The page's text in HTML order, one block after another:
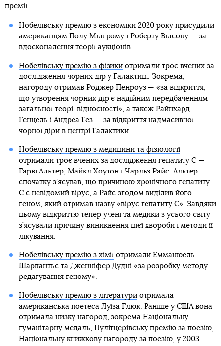
премії.
Нобелівську премію з економіки 2020 року присудили
американцям Полу Мілгрому і Роберту Вілсону — за
вдосконалення теорії аукціонів.
Нобелівську премію з фізикиотримали троє вчених за
дослідження чорних дір у Галактиці. Зокрема,
нагороду отримав Роджер Пенроуз — «за відкриття,
що утворення чорних дір є надійним передбаченням
загальної теорії відносності», а також Райнхард
Генцель і Андреа Гез — за відкриття надмасивної
чорної діри в центрі Галактики.
Нобелівську премію з медицини та фізіології
отримали троє вчених за дослідження гепатиту С —
Гарві Альтер, Майкл Хоутон і Чарльз Райс. Альтер
спочатку з’ясував, що причиною хронічного гепатиту
С є невідомий вірус, а Райс згодом виділив його
геном, який отримав назву «вірус гепатиту С». Завдяки
цьому відкриттю тепер учені та медики з усього світу
з’ясували причину виникнення цієї хвороби і методи її
лікування.
Нобелівську премію з хіміїотримали Емманюель
Шарпантьє та Дженніфер Дудні «за розробку методу
редагування геному».
Нобелівську премію з літературиотримала
американська поетеса Луїза Глюк. Раніше у США вона
отримала низку нагород, зокрема Національну
гуманітарну медаль, Пулітцерівську премію за поезію,
Національну книжкову нагороду за поезію, у 2003—